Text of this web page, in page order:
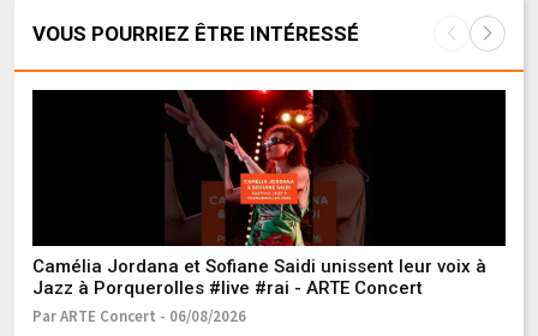
VOUS POURRIEZ ÊTRE INTÉRESSÉ
Camélia Jordana et Sofiane Saidi unissent leur voix à
Jazz à Porquerolles #live #rai - ARTE Concert
Par ARTE Concert - 06/08/2026